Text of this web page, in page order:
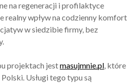
na regeneracji i profilaktyce
realny wpływ na codzienny komfort
w siedzibie firmy, bez
projektach jestmasujmnie.pl, które
Usługi tego typu są